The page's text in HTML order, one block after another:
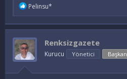
İ
d
e
l
e
r
:
Pelinsu*
Renksizgazete
Kurucu Yönetici Başkan